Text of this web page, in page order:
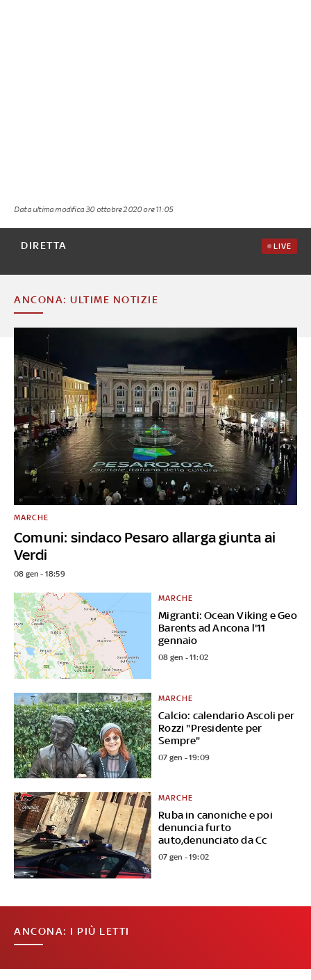
Data ultima modifica30 ottobre 2020 ore 11:05
DIRETTA LIVE
ANCONA: ULTIME NOTIZIE
Comuni: sindaco Pesaro allarga giunta ai
Verdi
MARCHE
08 gen - 18:59
Migranti: Ocean Viking e Geo
Barents ad Ancona l'11
gennaio
MARCHE
08 gen - 11:02
Calcio: calendario Ascoli per
Rozzi "Presidente per
Sempre"
MARCHE
07 gen - 19:09
Ruba in canoniche e poi
denuncia furto
auto,denunciato da Cc
MARCHE
07 gen - 19:02
ANCONA: I PIÙ LETTI